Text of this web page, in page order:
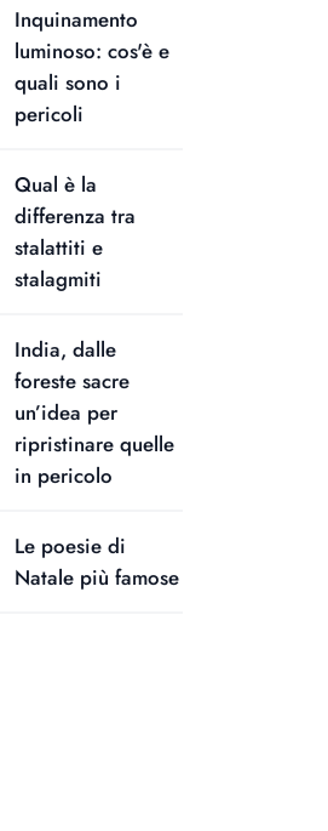
Inquinamento
luminoso: cos'è e
quali sono i
pericoli
Qual è la
differenza tra
stalattiti e
stalagmiti
India, dalle
foreste sacre
un’idea per
ripristinare quelle
in pericolo
Le poesie di
Natale più famose